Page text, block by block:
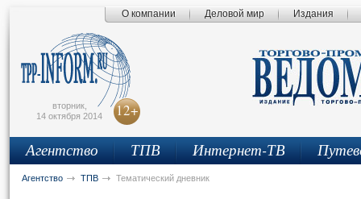
О компании Деловой мир Издания
вторник,
14 октября 2014
12+
Агентство ТПВ Интернет-ТВ
Агентство ТПВ Тематический дневник